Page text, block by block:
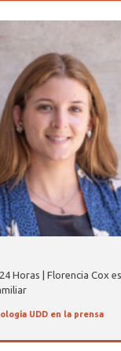
Horas | Florencia Cox
UDD en la prensa